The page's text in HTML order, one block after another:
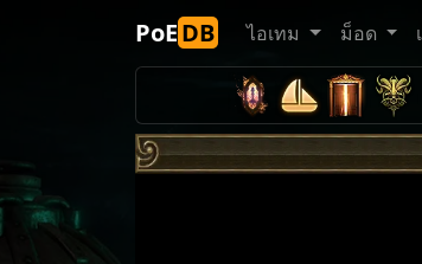
PoEDB ไอเทม ม็อด